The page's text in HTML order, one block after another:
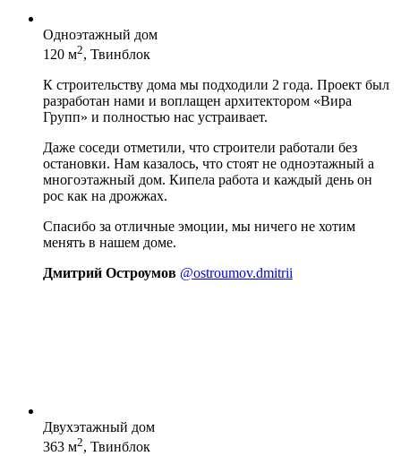
Одноэтажный дом
120 м2, Твинблок
К строительству дома мы подходили 2 года. Проект был
разработан нами и воплащен архитектором «Вира
Групп» и полностью нас устраивает.
Даже соседи отметили, что строители работали без
остановки. Нам казалось, что стоят не одноэтажный а
многоэтажный дом. Кипела работа и каждый день он
рос как на дрожжах.
Спасибо за отличные эмоции, мы ничего не хотим
менять в нашем доме.
Дмитрий Остроумов @ostroumov.dmitrii
Двухэтажный дом
363 м2, Твинблок